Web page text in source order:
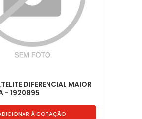
DIFERENCIAL MAIOR
- 1920895
À COTAÇÃO